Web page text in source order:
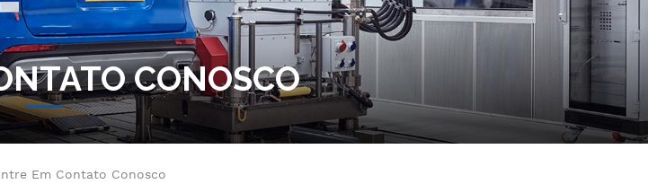
CONOSCO
Em Contato Conosco